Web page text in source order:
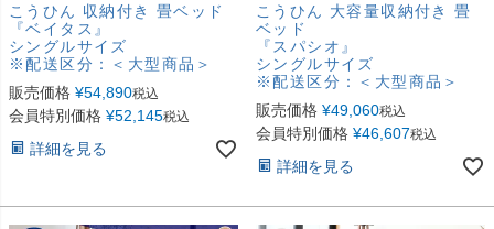
こうひん 収納付き 畳ベッド
『ベイタス』
シングルサイズ
※配送区分：＜大型商品＞
販売価格 ¥54,890税込
会員特別価格 ¥52,145税込
詳細を見る
こうひん 大容量収納付き 畳
ベッド
『スパシオ』
シングルサイズ
※配送区分：＜大型商品＞
販売価格 ¥49,060税込
会員特別価格 ¥46,607税込
詳細を見る